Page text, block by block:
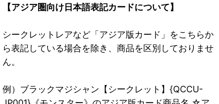
【アジア圏向け日本語表記カードについて】
シークレットレアなど「アジア版カード」をこちらか
ら表記している場合を除き、商品を区別しておりませ
ん。
例）ブラックマジシャン【シークレット】{QCCU-